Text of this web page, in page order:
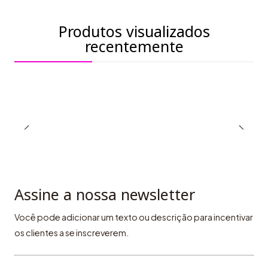
Produtos visualizados
recentemente
Assine a nossa newsletter
Você pode adicionar um texto ou descrição para incentivar
os clientes a se inscreverem.